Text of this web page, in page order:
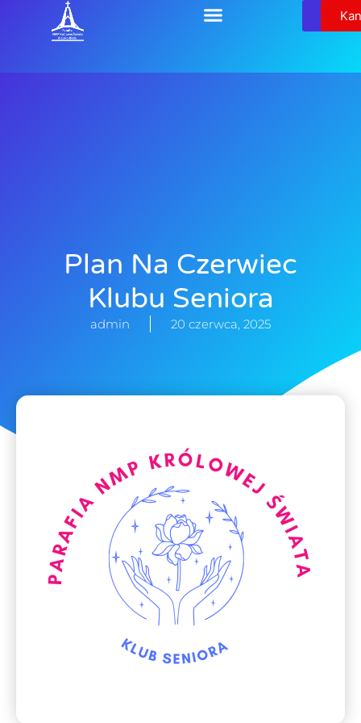
Plan Na Czerwiec
Klubu Seniora
admin 20 czerwca, 2025